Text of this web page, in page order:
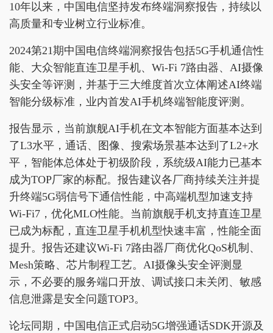
10年以来，中国电信坚持发布终端洞察报告，持续以
高质量和专业树立行业标准。
2024第21期中国电信终端洞察报告包括5G手机通信性
能、大众智能直连卫星手机、Wi-Fi 7路由器、AI摄像
头安全等评测，并基于三大维度首次立体阐述AI终端
智能分级标准，业内首发AI手机终端智能度评测。
报告显示，当前旗舰AI手机在文本智能方面基本达到
了L3水平，通话、图像、搜索场景基本达到了L2+水
平，智能体总体处于初级阶段，系统级AI能力已基本
成为TOP厂家的标配。报告建议各厂商持续关注并提
升终端5G弱信号下通信性能，中高端机型加速支持
Wi-Fi7，优化MLO性能。当前旗舰手机支持直连卫星
已成为标配，直连卫星手机机型快速丰富，性能全面
提升。报告还建议Wi-Fi 7路由器厂商优化QoS机制、
Mesh策略、芯片制程工艺。AI摄像头安全评测显
示，不必要的服务端口开放、调试接口未关闭、敏感
信息泄露是安全问题TOP3。
论坛同期，中国电信正式启动5G增强通话SDK开源及